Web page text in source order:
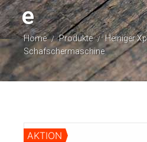
e
Home / Produkte / Heiniger
Schafschermaschine
AKTION